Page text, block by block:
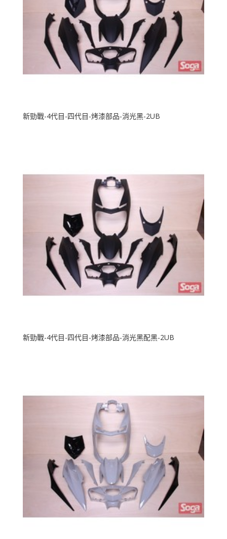
新勁戰-4代目-四代目-烤漆部品-消光黑-2UB
新勁戰-4代目-四代目-烤漆部品-消光黑配黑-2UB